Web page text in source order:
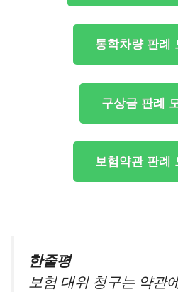
통학차량 판례
구상금 판례
보험약관 판례
한줄평
보험 대위 청구는 약관